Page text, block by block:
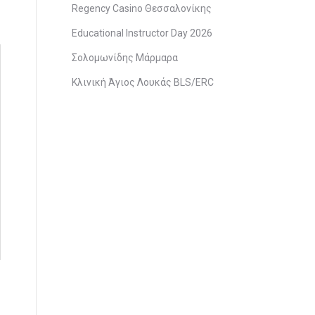
Regency Casino Θεσσαλονίκης
Educational Instructor Day 2026
Σολομωνίδης Μάρμαρα
Κλινική Άγιος Λουκάς BLS/ERC